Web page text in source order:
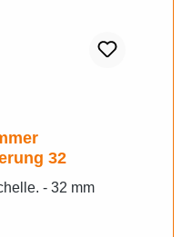
32
- 32 mm